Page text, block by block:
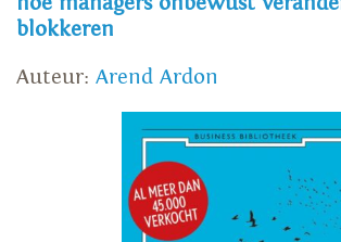
blokkeren
Auteur: Arend Ardon